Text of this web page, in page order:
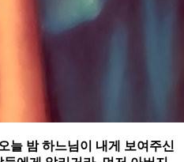
늘 밤 하느님이 내게 보여주신